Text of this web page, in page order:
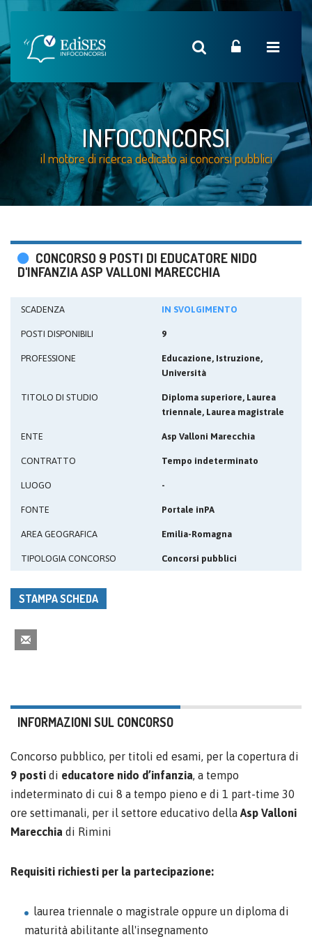
INFOCONCORSI
il motore di ricerca dedicato ai concorsi pubblici
CONCORSO 9 POSTI DI EDUCATORE NIDO
D'INFANZIA ASP VALLONI MARECCHIA
SCADENZA IN SVOLGIMENTO
POSTI DISPONIBILI 9
PROFESSIONE
Educazione, Istruzione,
Università
TITOLO DI STUDIO
Diploma superiore, Laurea
triennale, Laurea magistrale
ENTE Asp Valloni Marecchia
CONTRATTO Tempo indeterminato
LUOGO -
FONTE Portale inPA
AREA GEOGRAFICA Emilia-Romagna
TIPOLOGIA CONCORSO Concorsi pubblici
STAMPA SCHEDA
INFORMAZIONI SUL CONCORSO
Concorso pubblico, per titoli ed esami, per la copertura di
9 posti di educatore nido d’infanzia, a tempo
indeterminato di cui 8 a tempo pieno e di 1 part-time 30
ore settimanali, per il settore educativo della Asp Valloni
Marecchia di Rimini
Requisiti richiesti per la partecipazione:
laurea triennale o magistrale oppure un diploma di
maturità abilitante all'insegnamento